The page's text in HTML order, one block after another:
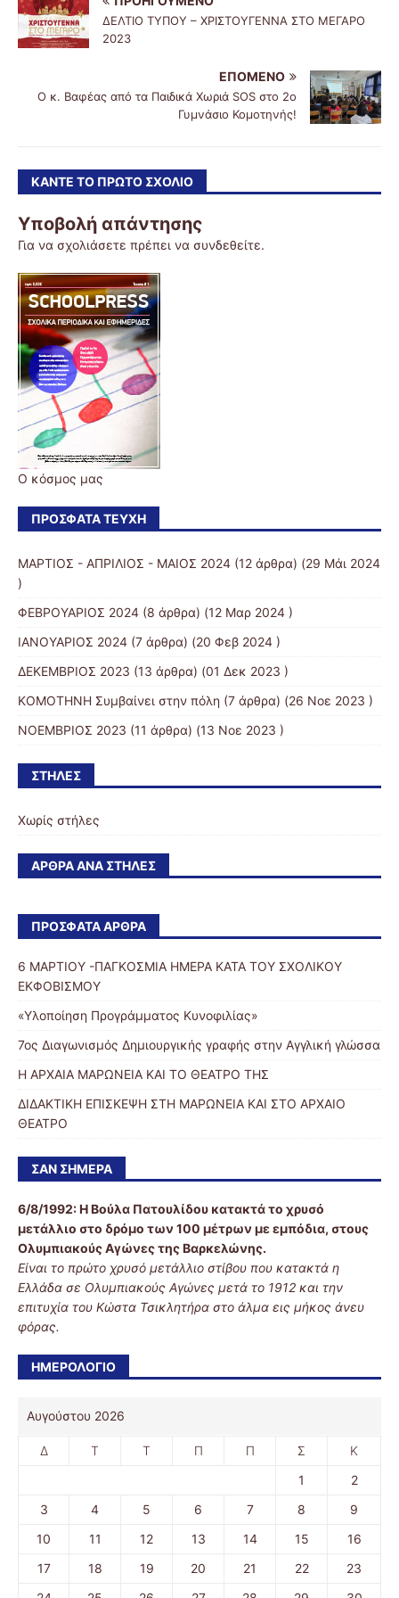
ΔΕΛΤΙΟ ΤΥΠΟΥ – ΧΡΙΣΤΟΥΓΕΝΝΑ ΣΤΟ ΜΕΓΑΡΟ
2023
ΕΠΌΜΕΝΟ
O κ. Βαφέας από τα Παιδικά Χωριά SOS στο 2ο
Γυμνάσιο Κομοτηνής!
ΚΆΝΤΕ ΤΟ ΠΡΏΤΟ ΣΧΌΛΙΟ
Υποβολή απάντησης
Για να σχολιάσετε πρέπει να συνδεθείτε.
Ο κόσμος μας
ΠΡΌΣΦΑΤΑ ΤΕΎΧΗ
ΜΑΡΤΙΟΣ - ΑΠΡΙΛΙΟΣ - ΜΑΙΟΣ 2024 (12 άρθρα) (29 Μάι 2024
)
ΦΕΒΡΟΥΑΡΙΟΣ 2024 (8 άρθρα) (12 Μαρ 2024 )
ΙΑΝΟΥΑΡΙΟΣ 2024 (7 άρθρα) (20 Φεβ 2024 )
ΔΕΚΕΜΒΡΙΟΣ 2023 (13 άρθρα) (01 Δεκ 2023 )
KOMOTHNH Συμβαίνει στην πόλη (7 άρθρα) (26 Νοε 2023 )
ΝΟΕΜΒΡΙΟΣ 2023 (11 άρθρα) (13 Νοε 2023 )
ΣΤΉΛΕΣ
Χωρίς στήλες
ΆΡΘΡΑ ΑΝΆ ΣΤΉΛΕΣ
ΠΡΌΣΦΑΤΑ ΆΡΘΡΑ
6 ΜΑΡΤΙΟΥ -ΠΑΓΚΟΣΜΙΑ ΗΜΕΡΑ ΚΑΤΑ ΤΟΥ ΣΧΟΛΙΚΟΥ
ΕΚΦΟΒΙΣΜΟΥ
«Υλοποίηση Προγράμματος Κυνοφιλίας»
7ος Διαγωνισμός Δημιουργικής γραφής στην Αγγλική γλώσσα
Η ΑΡΧΑΙΑ ΜΑΡΩΝΕΙΑ ΚΑΙ ΤΟ ΘΕΑΤΡΟ ΤΗΣ
ΔΙΔΑΚΤΙΚΗ ΕΠΙΣΚΕΨΗ ΣΤΗ ΜΑΡΩΝΕΙΑ ΚΑΙ ΣΤΟ ΑΡΧΑΙΟ
ΘΕΑΤΡΟ
ΣΑΝ ΣΉΜΕΡΑ
6/8/1992:Η Βούλα Πατουλίδου κατακτά το χρυσό
μετάλλιο στο δρόμο των 100 μέτρων με εμπόδια, στους
Ολυμπιακούς Αγώνες της Βαρκελώνης.
Είναι το πρώτο χρυσό μετάλλιο στίβου που κατακτά η
Ελλάδα σε Ολυμπιακούς Αγώνες μετά το 1912 και την
επιτυχία του Κώστα Τσικλητήρα στο άλμα εις μήκος άνευ
φόρας.
ΗΜΕΡΟΛΟΓΙΟ
Αυγούστου 2026
Δ Τ Τ Π Π Σ
Κ
1
2
3
4 5 6 7 8
9
10
11 12 13 14 15
16
17
18 19 20 21 22
23